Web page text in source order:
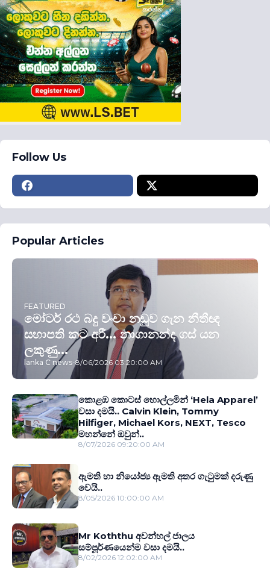
Follow Us
Popular Articles
FEATURED
මෝටර් රථ බදු වංචා නඩුව ගැන නීතීඥ
සභාපති කට අරී... නාගානන්ද ගස් යන
ලකුණු...
lanka C news-8/06/2026 03:20:00 AM
කොළඹ කොටස් හොල්ලමින් ‘Hela Apparel’
වසා දමයි.. Calvin Klein, Tommy
Hilfiger, Michael Kors, NEXT, Tesco
මහන්නේ ඔවුන්..
8/07/2026 09:20:00 AM
ඇමති හා නියෝජ්‍ය ඇමති අතර ගැටුමක් දරුණු
වෙයි..
8/05/2026 10:00:00 AM
Mr Koththu අවන්හල් ජාලය
සම්පූර්ණයෙන්ම වසා දමයි..
8/02/2026 12:02:00 AM